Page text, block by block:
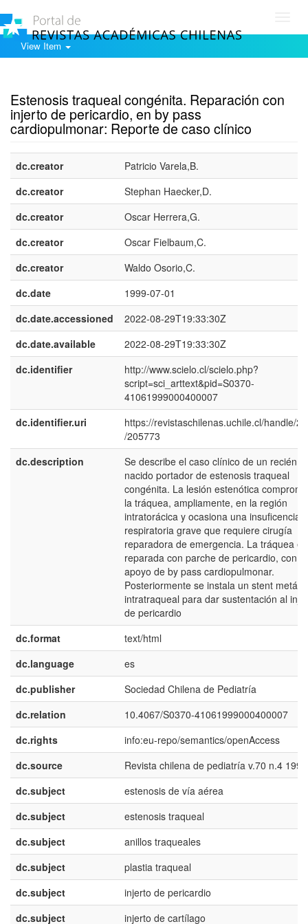
View Item
Estenosis traqueal congénita. Reparación con
injerto de pericardio, en by pass
cardiopulmonar: Reporte de caso clínico
dc.creator
Patricio Varela,B.
dc.creator
Stephan Haecker,D.
dc.creator
Oscar Herrera,G.
dc.creator
Oscar Fielbaum,C.
dc.creator
Waldo Osorio,C.
dc.date
1999-07-01
dc.date.accessioned
2022-08-29T19:33:30Z
dc.date.available
2022-08-29T19:33:30Z
dc.identifier
http://www.scielo.cl/scielo.php?
script=sci_arttext&pid=S0370-
41061999000400007
dc.identifier.uri
https://revistaschilenas.uchile.cl/handle/
/205773
dc.description
Se describe el caso clínico de un recién
nacido portador de estenosis traqueal
congénita. La lesión estenótica
la tráquea, ampliamente, en la región
intratorácica y ocasiona una insuficencia
respiratoria grave que requiere cirugía
reparadora de emergencia. La tráquea es
reparada con parche de pericardio, con el
apoyo de by pass cardiopulmonar.
Posteriormente se instala un stent
intratraqueal para dar sustentación al
de pericardio
dc.format
text/html
dc.language
es
dc.publisher
Sociedad Chilena de Pediatría
dc.relation
10.4067/S0370-41061999000400007
dc.rights
info:eu-repo/semantics/openAccess
dc.source
Revista chilena de pediatría v.70 n.4 1999
dc.subject
estenosis de vía aérea
dc.subject
estenosis traqueal
dc.subject
anillos traqueales
dc.subject
plastia traqueal
dc.subject
injerto de pericardio
dc.subject
injerto de cartílago